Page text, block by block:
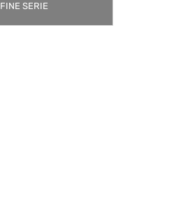
FINE SERIE